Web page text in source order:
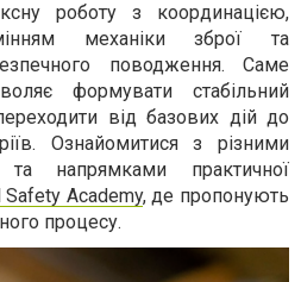
роботу з координацією,
механіки зброї та
поводження. Саме
формувати стабільний
від базових дій до
Ознайомитися з різними
напрямками практичної
Safety Academy, де пропонують
процесу.